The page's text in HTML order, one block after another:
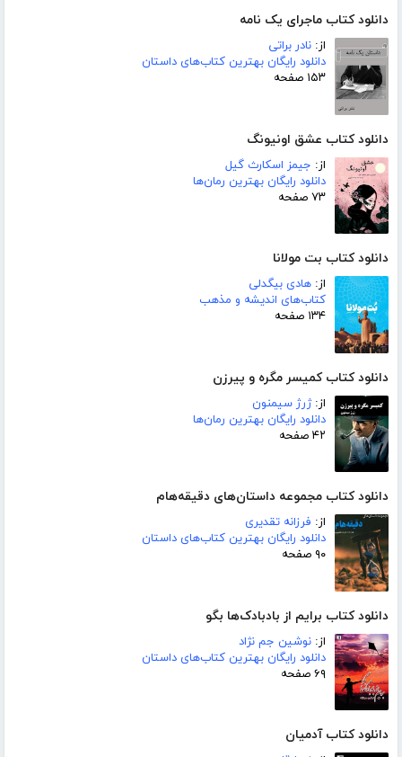
دانلود کتاب ماجرای یک نامه
از: نادر براتی
دانلود رایگان بهترین کتاب‌های داستان
۱۵۳ صفحه
دانلود کتاب عشق اونیونگ
از: جیمز اسکارث گیل
دانلود رایگان بهترین رمان‌ها
۷۳ صفحه
دانلود کتاب بت مولانا
از: هادی بیگدلی
کتاب‌های اندیشه و مذهب
۱۳۴ صفحه
دانلود کتاب کمیسر مگره و پیرزن
از:ژرژ سیمنون
دانلود رایگان بهترین رمان‌ها
۴۲ صفحه
دانلود کتاب مجموعه داستان‌های دقیقه‌هام
از: فرزانه تقدیری
دانلود رایگان بهترین کتاب‌های داستان
۹۰ صفحه
دانلود کتاب برایم از بادبادک‌ها بگو
از: نوشین جم نژاد
دانلود رایگان بهترین کتاب‌های داستان
۶۹ صفحه
دانلود کتاب آدمیان